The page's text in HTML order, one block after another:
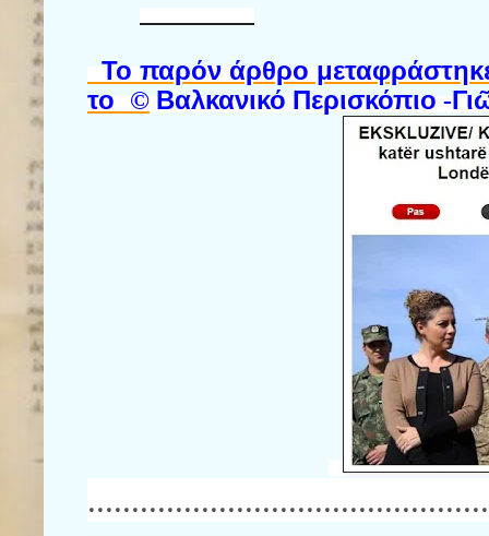
Το παρόν άρθρο
το
© Βαλκανικό Περισκόπιο -
..............................................